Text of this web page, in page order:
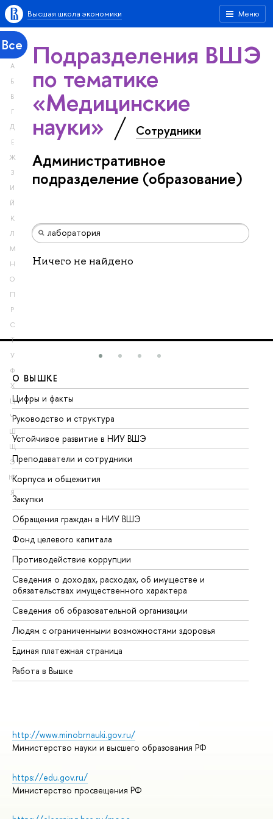
Меню
Высшая школа экономики
Все
А
Б
В
Г
Д
Е
Ж
З
И
Й
К
Л
М
Н
О
П
Р
С
Т
У
Ф
Х
Ц
Ч
Ш
Щ
Э
Ю
Я
Подразделения ВШЭ
по тематике
«Медицинские
науки» Сотрудники
Административное
подразделение (образование)
Ничего не найдено
О ВЫШКЕ
Цифры и факты
Руководство и структура
Устойчивое развитие в НИУ ВШЭ
Преподаватели и сотрудники
Корпуса и общежития
Закупки
Обращения граждан в НИУ ВШЭ
Фонд целевого капитала
Противодействие коррупции
Сведения о доходах, расходах, об имуществе и
обязательствах имущественного характера
Сведения об образовательной организации
Людям с ограниченными возможностями здоровья
Единая платежная страница
Работа в Вышке
http://www.minobrnauki.gov.ru/
Министерство науки и высшего образования РФ
https://edu.gov.ru/
Министерство просвещения РФ